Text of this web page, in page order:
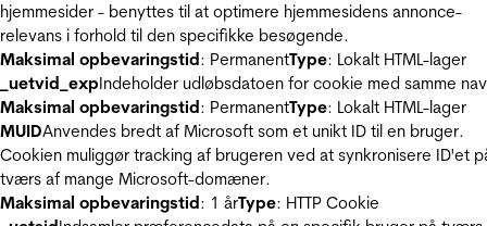
hjemmesider - benyttes til at optimere hjemmesidens annonce-
relevans i forhold til den specifikke besøgende.
Maksimal opbevaringstid: PermanentType: Lokalt HTML-lager
_uetvid_expIndeholder udløbsdatoen for cookie med samme
Maksimal opbevaringstid: PermanentType: Lokalt HTML-lager
MUIDAnvendes bredt af Microsoft som et unikt ID til en bruger.
Cookien muliggør tracking af brugeren ved at synkronisere ID'et
tværs af mange Microsoft-domæner.
Maksimal opbevaringstid: 1 årType: HTTP Cookie